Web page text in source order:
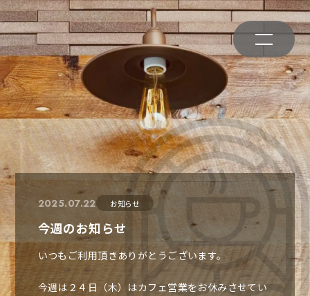
2025.07.22 お知らせ
今週のお知らせ
いつもご利用頂きありがとうございます。
今週は２４日（木）はカフェ営業をお休みさせてい